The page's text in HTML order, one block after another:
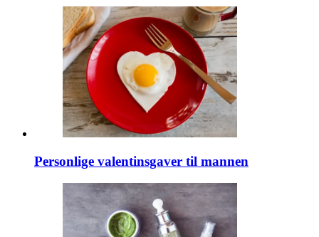
Personlige valentinsgaver til mannen